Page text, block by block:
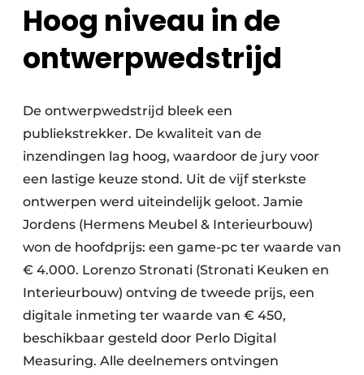
Hoog niveau in de
ontwerpwedstrijd
De ontwerpwedstrijd bleek een
publiekstrekker. De kwaliteit van de
inzendingen lag hoog, waardoor de jury voor
een lastige keuze stond. Uit de vijf sterkste
ontwerpen werd uiteindelijk geloot. Jamie
Jordens (Hermens Meubel & Interieurbouw)
won de hoofdprijs: een game-pc ter waarde van
€ 4.000. Lorenzo Stronati (Stronati Keuken en
Interieurbouw) ontving de tweede prijs, een
digitale inmeting ter waarde van € 450,
beschikbaar gesteld door Perlo Digital
Measuring. Alle deelnemers ontvingen